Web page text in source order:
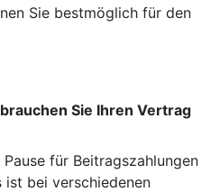
Sie bestmöglich für den
Sie Ihren Vertrag
für Beitragszahlungen
ist bei verschiedenen